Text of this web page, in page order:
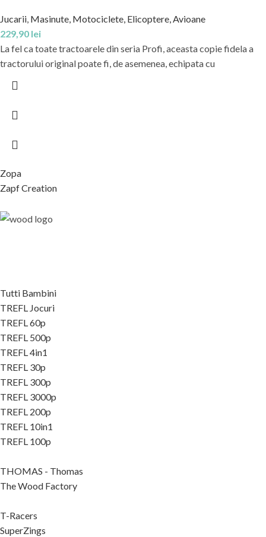
Jucarii, Masinute, Motociclete, Elicoptere, Avioane
229,90 lei
La fel ca toate tractoarele din seria Profi, aceasta copie fidela a
tractorului original poate fi, de asemenea, echipata cu
Zopa
Zapf Creation
Tutti Bambini
TREFL Jocuri
TREFL 60p
TREFL 500p
TREFL 4in1
TREFL 30p
TREFL 300p
TREFL 3000p
TREFL 200p
TREFL 10in1
TREFL 100p
THOMAS - Thomas
The Wood Factory
T-Racers
SuperZings